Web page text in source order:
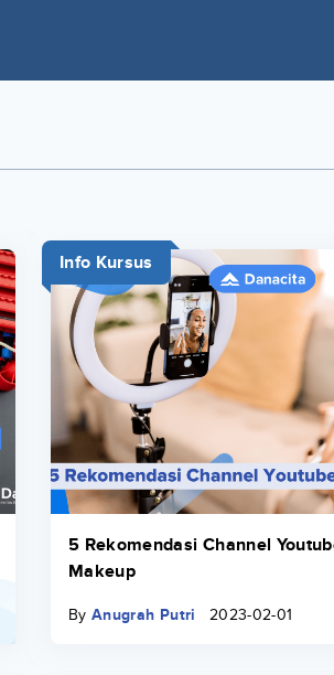
Info Kursus
5 Rekomendasi Channel
Makeup
By Anugrah Putri 2023-02-01